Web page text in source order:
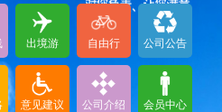
出境游 自由行 公司公告
意见建议 公司介绍 会员中心